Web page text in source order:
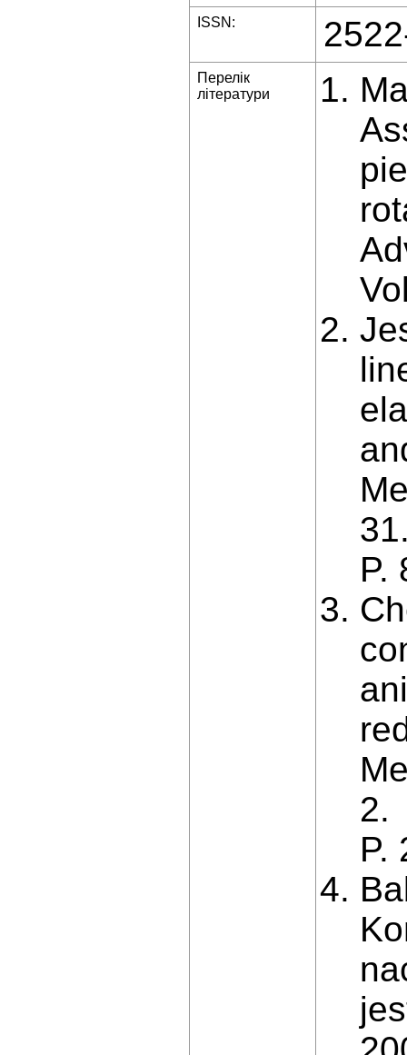
ISSN:
Перелік
літератури
P.
2.
P.